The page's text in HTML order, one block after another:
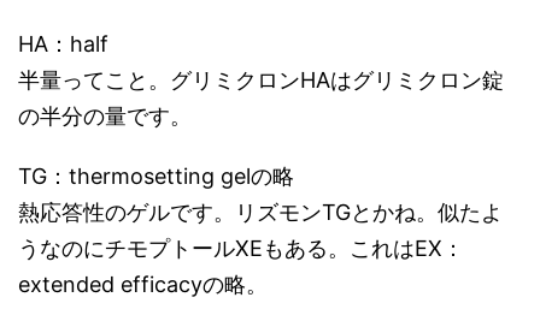
HA：half
半量ってこと。グリミクロンHAはグリミクロン錠
の半分の量です。
TG：thermosetting gelの略
熱応答性のゲルです。リズモンTGとかね。似たよ
うなのにチモプトールXEもある。これはEX：
extended efficacyの略。